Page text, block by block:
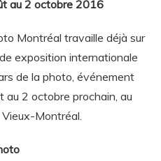
au 2 octobre 2016
Montréal travaille déjà sur
exposition internationale
de la photo, événement
au 2 octobre prochain, au
Montréal.